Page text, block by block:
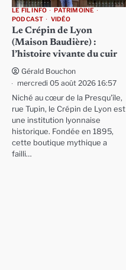
LE FIL INFO
PATRIMOINE
PODCAST
VIDÉO
Le Crépin de Lyon
(Maison Baudière) :
l’histoire vivante du cuir
Gérald Bouchon
mercredi 05 août 2026 16:57
Niché au cœur de la Presqu'île,
rue Tupin, le Crépin de Lyon est
une institution lyonnaise
historique. Fondée en 1895,
cette boutique mythique a
failli…